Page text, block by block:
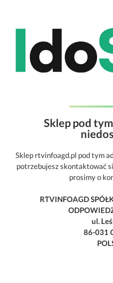
Sklep pod
Sklep rtvinfoagd.pl pod tym
potrzebujesz skontaktować
prosimy o
RTVINFOAGD
ul.
86-031